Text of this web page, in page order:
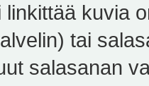
linkittää kuvia
tai
salasanan